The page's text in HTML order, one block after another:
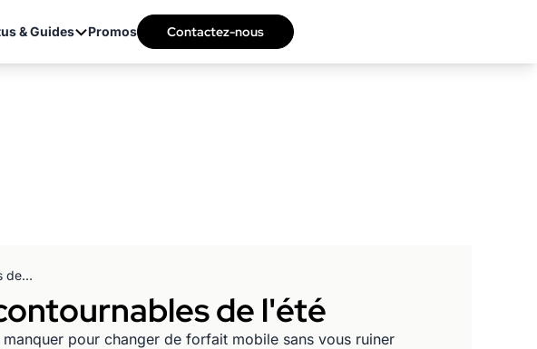
& Guides Promos Contactez-nous
Forfait mobile : toutes les promos incontournables de l'été
de l'été
pour changer de forfait mobile sans vous ruiner